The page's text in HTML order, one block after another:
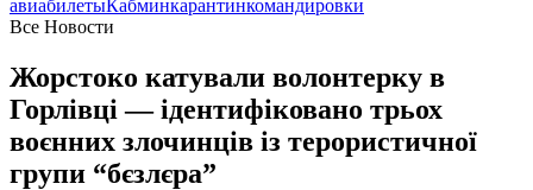
авиабилетыКабминкарантинкомандировки
Все Новости
Жорстоко катували волонтерку в
Горлівці — ідентифіковано трьох
воєнних злочинців із терористичної
групи “бєзлєра”